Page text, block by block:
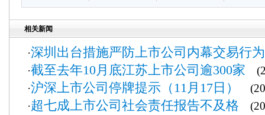
相关新闻
·深圳出台措施严防上市公司内幕交易行为
·截至去年10月底江苏上市公司逾300家
·沪深上市公司停牌提示（11月17日）
·超七成上市公司社会责任报告不及格